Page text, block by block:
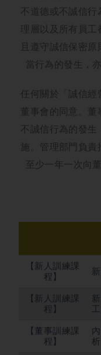
不道德或不誠信
理層以及所有員工
且遵守誠信保密
當行為的發生，
任何關於「誠信經
董事會的同意。董
不誠信行為的發生
施。管理部門負
至少一年一次向
【新人訓練課
程】
【新人訓練課
程】
【董事訓練課
程】
析